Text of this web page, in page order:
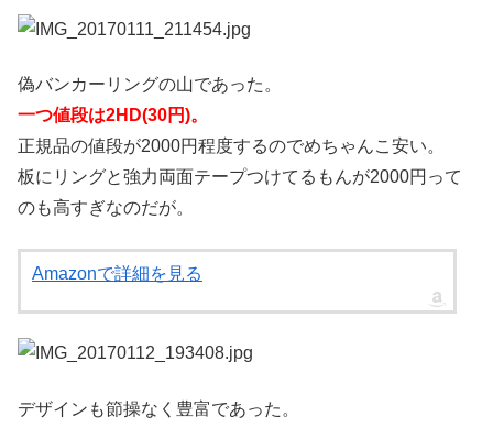
偽バンカーリングの山であった。
一つ値段は2HD(30円)。
正規品の値段が2000円程度するのでめちゃんこ安い。
板にリングと強力両面テープつけてるもんが2000円って
のも高すぎなのだが。
Amazonで詳細を見る
デザインも節操なく豊富であった。